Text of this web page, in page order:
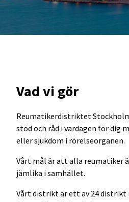
Vad vi gör
Reumatikerdistriktet
stöd och råd i vardagen för dig
eller sjukdom i rörelseorganen.
Vårt mål är att alla reumatiker
jämlika i samhället.
Vårt distrikt är ett av 24 distrikt